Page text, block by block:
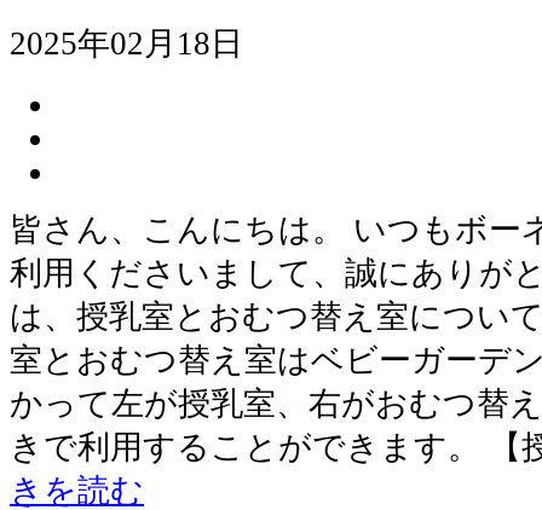
2025年02月18日
皆さん、こんにちは。 いつもボー
利用くださいまして、誠にありが
は、授乳室とおむつ替え室につい
室とおむつ替え室はベビーガーデ
かって左が授乳室、右がおむつ替
きで利用することができます。 【
きを読む